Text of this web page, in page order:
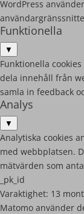
WordPress
Funktionella
▼
Funktionella
dela innehåll från
samla in feedback
Analys
▼
Analytiska cookies
med webbplatsen.
mätvärden som
_pk_id
Varaktighet: 13
Matomo använder